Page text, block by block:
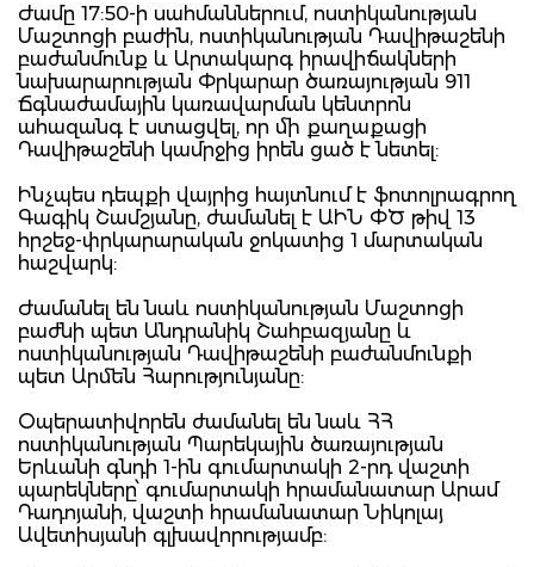
Ժամը 17:50-ի սահմաններում, ոստիկանության
Մաշտոցի բաժին, ոստիկանության Դավիթաշենի
բաժանմունք և Արտակարգ իրավիճակների
նախարարության Փրկարար ծառայության 911
Ճգնաժամային կառավարման կենտրոն
ահազանգ է ստացվել, որ մի քաղաքացի
Դավիթաշենի կամրջից իրեն ցած է նետել:
Ինչպես դեպքի վայրից հայտնում է ֆոտոլրագրող
Գագիկ Շամշյանը, ժամանել է ԱԻՆ ՓԾ թիվ 13
հրշեջ-փրկարարական ջոկատից 1 մարտական
հաշվարկ:
Ժամանել են նաև ոստիկանության Մաշտոցի
բաժնի պետ Անդրանիկ Շահբազյանը և
ոստիկանության Դավիթաշենի բաժանմունքի
պետ Արմեն Հարությունյանը:
Օպերատիվորեն ժամանել են նաև ՀՀ
ոստիկանության Պարեկային ծառայության
Երևանի գնդի 1-ին գումարտակի 2-րդ վաշտի
պարեկները՝ գումարտակի հրամանատար Արամ
Դադոյանի, վաշտի հրամանատար Նիկոլայ
Ավետիսյանի գլխավորությամբ: